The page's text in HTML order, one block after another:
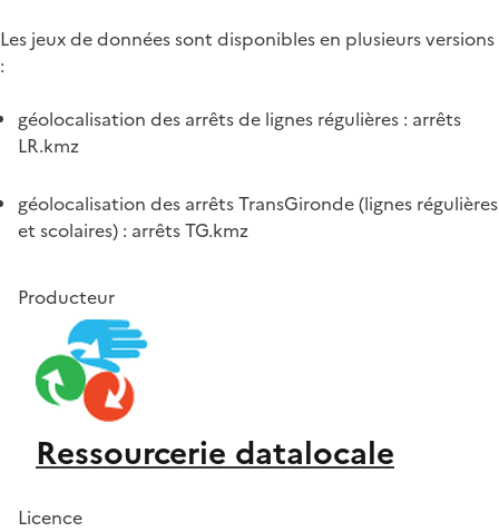
Les jeux de données sont disponibles en plusieurs versions
:
géolocalisation des arrêts de lignes régulières : arrêts
LR.kmz
géolocalisation des arrêts TransGironde (lignes régulières
et scolaires) : arrêts TG.kmz
Producteur
Ressourcerie datalocale
Licence